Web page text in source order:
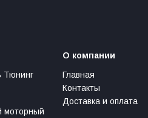
Тюнинг
моторный
О компании
Главная
Контакты
Доставка и оплата